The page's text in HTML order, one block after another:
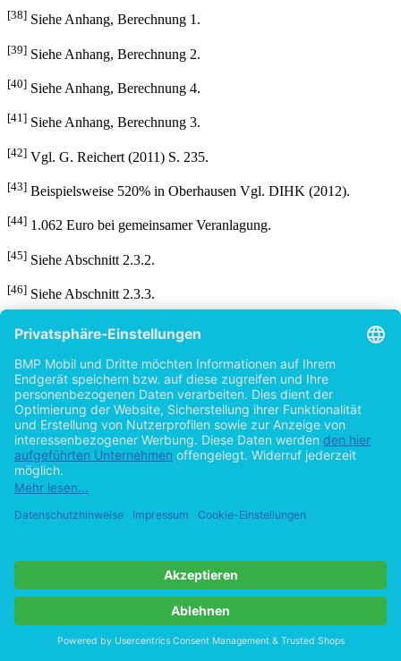
[38] Siehe Anhang, Berechnung 1.
[39] Siehe Anhang, Berechnung 2.
[40] Siehe Anhang, Berechnung 4.
[41] Siehe Anhang, Berechnung 3.
[42] Vgl. G. Reichert (2011) S. 235.
[43] Beispielsweise 520% in Oberhausen Vgl. DIHK (2012).
[44] 1.062 Euro bei gemeinsamer Veranlagung.
[45] Siehe Abschnitt 2.3.2.
[46] Siehe Abschnitt 2.3.3.
Für Deutschland, mit seiner exportorientierten Volkswirtschaft,
seiner hohen Auslandsinvestitionsquote und den Auslandsaktivitäten
deutscher Unternehmen, ist die Vermeidung von Doppelbesteuerung
von großer Bedeutung, vgl. F. Haase (2011) S. 238.
[48]Darüber hinaus gibt es die Möglichkeit, Abkommen auf
multilateraler sowie supranationaler Ebene zu beschließen, nach
aktueller Rechtslage bestehen in Deutschland allerdings keine
derartigen Vereinbarungen für Anteilsveräußerungen.
[49]Vgl. G. Brähler (2012) S. 21.
[50]
Details
Seiten
Erscheinungsform
Erstausgabe